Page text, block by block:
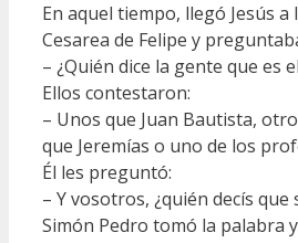
En aquel tiempo, llegó Jesús a
Cesarea de Felipe y
– ¿Quién dice la gente que es
Ellos contestaron:
– Unos que Juan Bautista,
que Jeremías o uno de los
Él les preguntó:
– Y vosotros, ¿quién decís que
Simón Pedro tomó la palabra